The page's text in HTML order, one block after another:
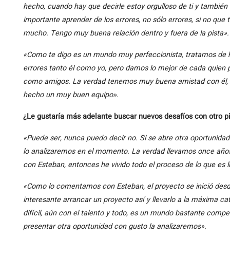
hecho, cuando hay que decirle estoy orgulloso de ti y
importante aprender de los errores, no sólo errores, si no
mucho. Tengo muy buena relación dentro y fuera de la pista».
«Como te digo es un mundo muy perfeccionista, tratamos
errores tanto él como yo, pero damos lo mejor de cada
como amigos. La verdad tenemos muy buena amistad con
hecho un muy buen equipo».
¿Le gustaría más adelante buscar nuevos desafíos con otro
«Puede ser, nunca puedo decir no. Si se abre otra
lo analizaremos en el momento. La verdad llevamos once
con Esteban, entonces he vivido todo el proceso de lo que es
«Como lo comentamos con Esteban, el proyecto se inició
interesante arrancar un proyecto así y llevarlo a la máxima
difícil, aún con el talento y todo, es un mundo bastante
presentar otra oportunidad con gusto la analizaremos».